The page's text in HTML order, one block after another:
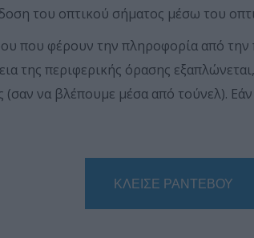
του οπτικού σήματος μέσω του
που φέρουν την πληροφορία από
της περιφερικής όρασης
να βλέπουμε μέσα από τούνελ).
ΚΛΕΙΣΕ ΡΑΝΤΕΒΟΥ